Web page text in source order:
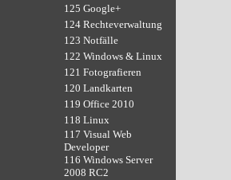
125 Google+
124 Rechteverwaltung
123 Notfälle
122 Windows & Linux
121 Fotografieren
120 Landkarten
119 Office 2010
118 Linux
117 Visual Web
Developer
116 Windows Server
2008 RC2